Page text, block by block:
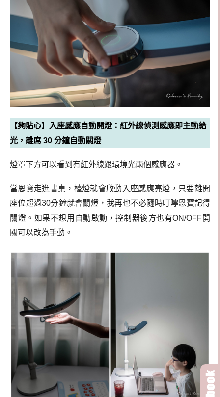
【夠貼心】入座感應自動開燈：紅外線偵測感應即主動給
光，離席 30 分鐘自動關燈
燈罩下方可以看到有紅外線跟環境光兩個感應器。
當恩寶走進書桌，檯燈就會啟動入座感應亮燈，只要離開
座位超過30分鐘就會關燈，我再也不必隨時叮嚀恩寶記得
關燈。如果不想用自動啟動，控制器後方也有ON/OFF開
關可以改為手動。